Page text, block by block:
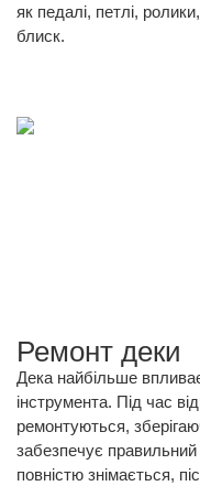
як педалі, петлі,
блиск.
Ремонт деки
Дека найбільше
інструмента. Під час
ремонтуються,
забезпечує правильний
повністю знімається,